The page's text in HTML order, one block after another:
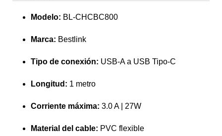
Modelo: BL-CHCBC800
Marca: Bestlink
Tipo de conexión: USB-A a USB Tipo-C
Longitud: 1 metro
Corriente máxima: 3.0 A | 27W
Material del cable: PVC flexible